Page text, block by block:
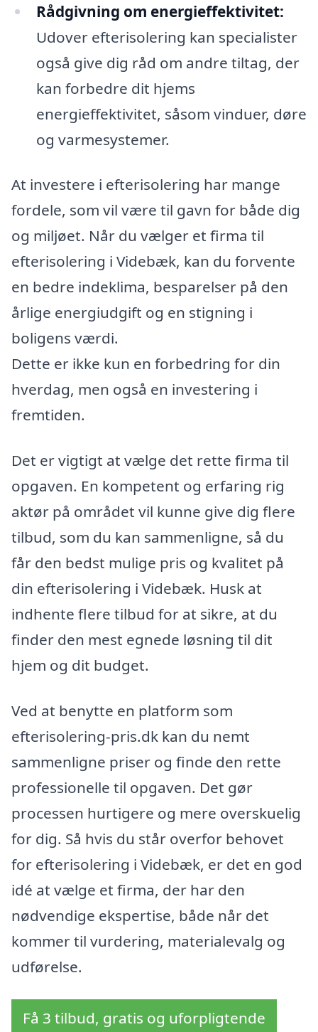
Rådgivning om energieffektivitet:
Udover efterisolering kan specialister
også give dig råd om andre tiltag, der
kan forbedre dit hjems
energieffektivitet, såsom vinduer, døre
og varmesystemer.
At investere i efterisolering har mange
fordele, som vil være til gavn for både dig
og miljøet. Når du vælger et firma til
efterisolering i Videbæk, kan du forvente
en bedre indeklima, besparelser på den
årlige energiudgift og en stigning i
boligens værdi.
Dette er ikke kun en forbedring for din
hverdag, men også en investering i
fremtiden.
Det er vigtigt at vælge det rette firma til
opgaven. En kompetent og erfaring rig
aktør på området vil kunne give dig flere
tilbud, som du kan sammenligne, så du
får den bedst mulige pris og kvalitet på
din efterisolering i Videbæk. Husk at
indhente flere tilbud for at sikre, at du
finder den mest egnede løsning til dit
hjem og dit budget.
Ved at benytte en platform som
efterisolering-pris.dk kan du nemt
sammenligne priser og finde den rette
professionelle til opgaven. Det gør
processen hurtigere og mere overskuelig
for dig. Så hvis du står overfor behovet
for efterisolering i Videbæk, er det en god
idé at vælge et firma, der har den
nødvendige ekspertise, både når det
kommer til vurdering, materialevalg og
udførelse.
Få 3 tilbud, gratis og uforpligtende